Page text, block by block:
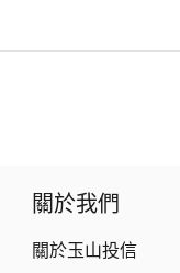
關於我們
關於玉山投信